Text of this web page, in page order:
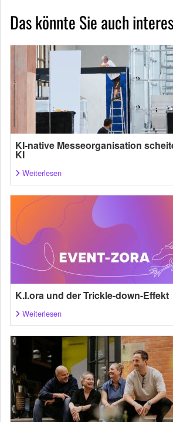
Das könnte Sie auch
KI-native Messeorganisation
KI
Weiterlesen
K.I.ora und der Trickle-down-Effekt
Weiterlesen